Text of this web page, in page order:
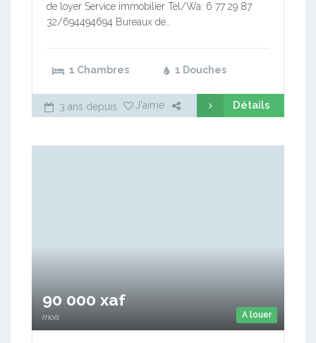
de loyer Service immobilier Tél/Wa: 6 77 29 87
32/694494694 Bureaux de…
1 Chambres 1 Douches
3 ans depuis J'aime Détails
A louer
90 000 xaf
mois